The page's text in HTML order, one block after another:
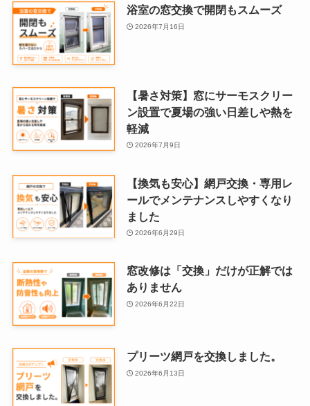
浴室の窓交換で開閉もスムーズ
2026年7月16日
【暑さ対策】窓にサーモスクリー
ン設置で夏場の強い日差しや熱を
軽減
2026年7月9日
【換気も安心】網戸交換・専用レ
ールでメンテナンスしやすくなり
ました
2026年6月29日
窓改修は「交換」だけが正解では
ありません
2026年6月22日
プリーツ網戸を交換しました。
2026年6月13日